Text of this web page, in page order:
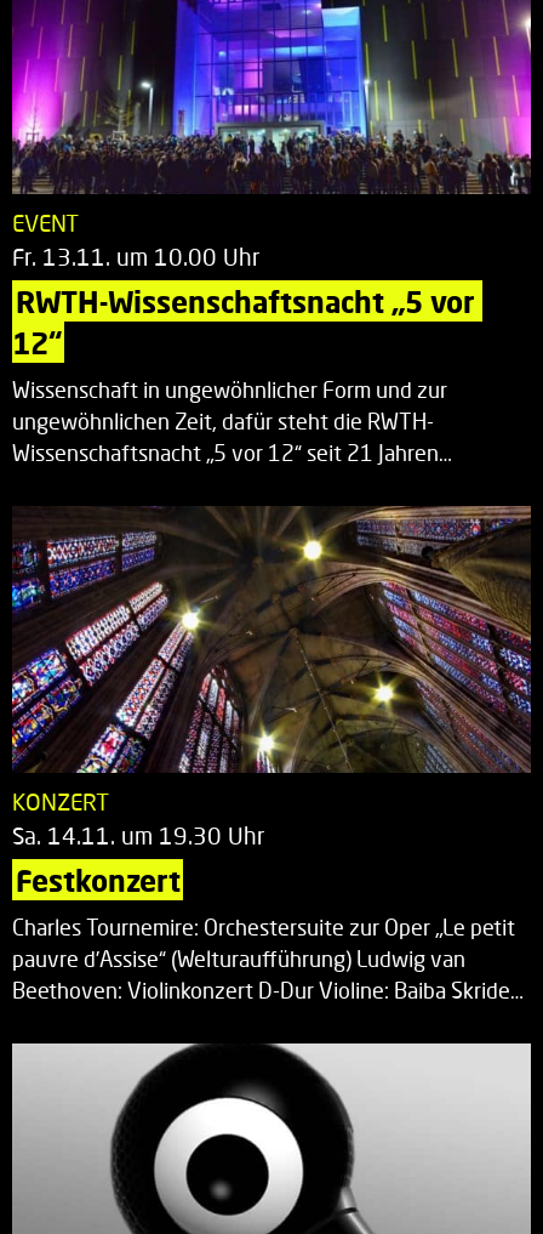
EVENT
Fr. 13.11. um 10.00 Uhr
RWTH-Wissenschaftsnacht „5 vor
12“
Wissenschaft in ungewöhnlicher Form und zur
ungewöhnlichen Zeit, dafür steht die RWTH-
Wissenschaftsnacht „5 vor 12“ seit 21 Jahren…
KONZERT
Sa. 14.11. um 19.30 Uhr
Festkonzert
Charles Tournemire: Orchestersuite zur Oper „Le petit
pauvre d’Assise“ (Welturaufführung) Ludwig van
Beethoven: Violinkonzert D-Dur Violine: Baiba Skride…